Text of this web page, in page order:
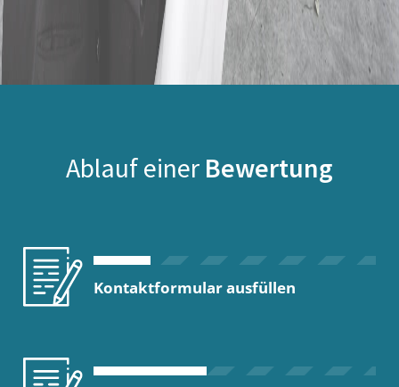
Ablauf einer Bewertung
Kontaktformular ausfüllen